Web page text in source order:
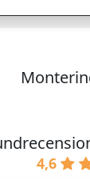
4,6